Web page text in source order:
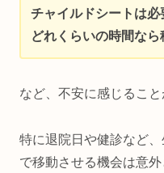
チャイルドシートは必
どれくらいの時間なら
など、不安に感じること
特に退院日や健診など
で移動させる機会は意